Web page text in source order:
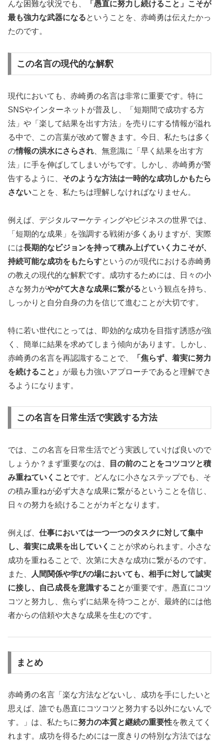
んな困難な状況でも、
「愚直に努力し続けること」こそが
最も強力な武器になるということを、赤崎勇は伝えたかっ
たのです。
この名言の現代的な解釈
現代においても、赤崎勇の名言は非常に重要です。特に
SNSやインターネットが普及し、「短期間で成功する方
法」や「楽して結果を出す方法」を売りにする情報が溢れ
る中で、この言葉が改めて響きます。今日、私たちは多く
の情報の洪水にさらされ 、無意識に「早く結果を出す方
法」に手を伸ばしてしまいがちです。しかし、赤崎勇が警
告するように、 そのような方法は一時的な成功しかもたら
さないことを、私たちは理解しなければなりません。
例えば、デジタルマーケティングやビジネスの世界では、
「短期的な成果」を強調する戦術が多くありますが、実際
には長期的なビジョンを持って積み上げていく力こそが、
持続可能な成功をもたらすというのが現代における赤崎勇
の教えの現代的な解釈です。成功するためには、日々の小
さな努力がやがて大きな成果に繋がるという観点を持ち、
しっかりと自分自身の力を信じて進むことが大切です。
特に若い世代にとっては、即効的な成功を目指す誘惑が強
く、簡単に結果を求めてしまう傾向があります。しかし、
赤崎勇の名言を再認識することで、
「焦らず、着実に努力
を続けること」 が最も力強いアプローチであると理解でき
るようになります。
この名言を日常生活で実践する方法
では、この名言を日常生活でどう実践していけば良いので
しょうか？まず重要なのは、
目の前のことをコツコツと積
み重ねていくことです。どんなに小さなステップでも、そ
の積み重ねが必ず大きな成果に繋がるということを信じ、
日々の努力を続けることがカギとなります。
例えば、 仕事においては一つ一つのタスクに対して集中
し、着実に成果を出していく ことが求められます。小さな
成功を重ねることで、次第に大きな成功に繋がるのです。
また、
人間関係や学びの場においても、相手に対して誠実
に接し、自己成長を意識することが重要です。愚直にコツ
コツと努力し、焦らずに結果を待つことが、最終的には他
者からの信頼や大きな成果を生むのです。
まとめ
赤崎勇の名言「楽な方法などないし、成功を手にしたいと
思えば、誰でも愚直にコツコツと努力する以外にないんで
す。」は、私たちに努力の本質と継続の重要性を教えてく
れます。成功を得るためには一度きりの特別な方法ではな